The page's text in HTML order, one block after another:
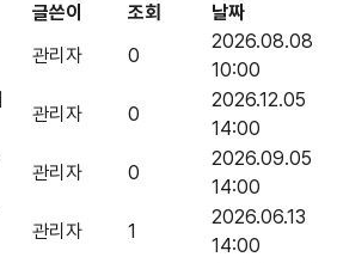
글쓴이 조회
날짜
관리자 0
2026.08.08
10:00
관리자 0
2026.12.05
14:00
관리자 0
2026.09.05
14:00
관리자 1
2026.06.13
14:00